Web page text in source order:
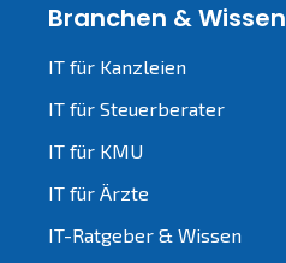
Branchen & Wissen
IT für Kanzleien
IT für Steuerberater
IT für KMU
IT für Ärzte
IT-Ratgeber & Wissen